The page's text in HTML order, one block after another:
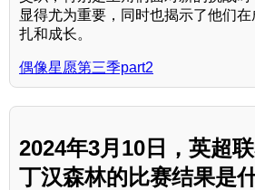
显得尤为重要，同时也揭示了他们
扎和成长。
偶像星愿第三季part2
2024年3月10日，英超
丁汉森林的比赛结果是